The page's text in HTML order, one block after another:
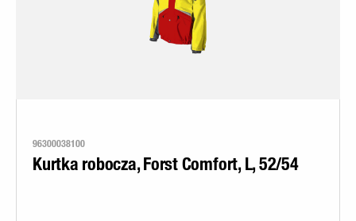
96300038100
Kurtka robocza, Forst Comfort, L, 52/54